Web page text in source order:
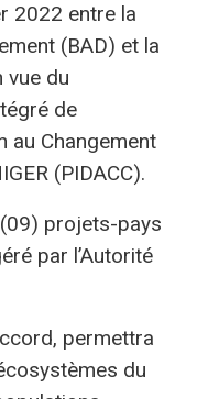
2022 entre la
(BAD) et la
vue du
de
au Changement
(PIDACC).
projets-pays
par l’Autorité
permettra
du